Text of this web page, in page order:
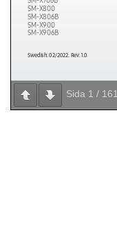
Sida 1 / 161